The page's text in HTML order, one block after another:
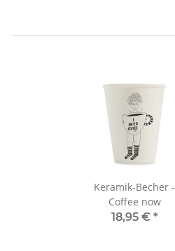
Keramik-Becher -
Coffee now
18,95 € *